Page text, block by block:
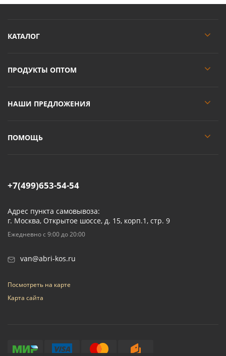
КАТАЛОГ
ПРОДУКТЫ ОПТОМ
НАШИ ПРЕДЛОЖЕНИЯ
ПОМОЩЬ
+7(499)653-54-54
Адрес пункта самовывоза:
г. Москва, Открытое шоссе, д. 15, корп.1, стр. 9
Ежедневно с 9:00 до 20:00
van@abri-kos.ru
Посмотреть на карте
Карта сайта